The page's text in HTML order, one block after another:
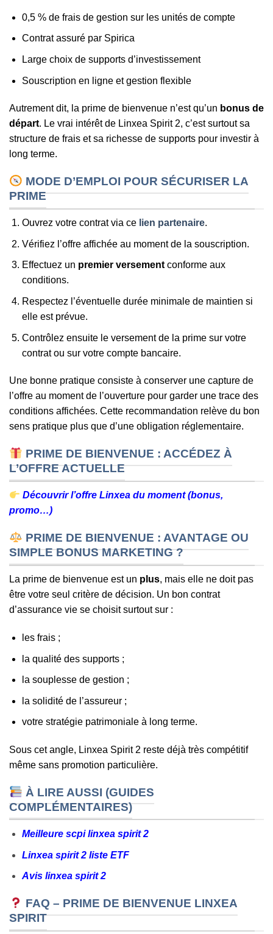
0,5 % de frais de gestion sur les unités de compte
Contrat assuré par Spirica
Large choix de supports d’investissement
Souscription en ligne et gestion flexible
Autrement dit, la prime de bienvenue n’est qu’un bonus de
départ. Le vrai intérêt de Linxea Spirit 2, c’est surtout sa
structure de frais et sa richesse de supports pour investir à
long terme.
MODE D’EMPLOI POUR SÉCURISER LA
PRIME
Ouvrez votre contrat via ce lien partenaire.
Vérifiez l’offre affichée au moment de la souscription.
Effectuez un premier versementconforme aux
conditions.
Respectez l’éventuelle durée minimale de maintien si
elle est prévue.
Contrôlez ensuite le versement de la prime sur votre
contrat ou sur votre compte bancaire.
Une bonne pratique consiste à conserver une capture de
l’offre au moment de l’ouverture pour garder une trace des
conditions affichées. Cette recommandation relève du bon
sens pratique plus que d’une obligation réglementaire.
PRIME DE BIENVENUE : ACCÉDEZ À
L’OFFRE ACTUELLE
Découvrir l’offre Linxea du moment (bonus,
promo…)
PRIME DE BIENVENUE : AVANTAGE OU
SIMPLE BONUS MARKETING ?
La prime de bienvenue est un plus, mais elle ne doit pas
être votre seul critère de décision. Un bon contrat
d’assurance vie se choisit surtout sur :
les frais ;
la qualité des supports ;
la souplesse de gestion ;
la solidité de l’assureur ;
votre stratégie patrimoniale à long terme.
Sous cet angle, Linxea Spirit 2 reste déjà très compétitif
même sans promotion particulière.
À LIRE AUSSI (GUIDES
COMPLÉMENTAIRES)
Meilleure scpi linxea spirit 2​
Linxea spirit 2 liste ETF
Avis linxea spirit 2
FAQ – PRIME DE BIENVENUE LINXEA
SPIRIT